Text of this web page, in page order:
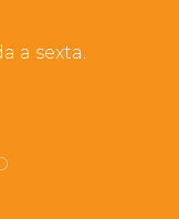
a sexta.